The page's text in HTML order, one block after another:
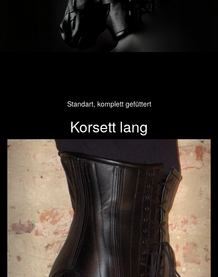
Standart, komplett gefüttert
Korsett lang
Previous Next